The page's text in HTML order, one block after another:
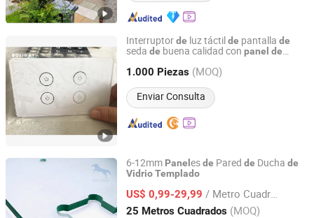
Interruptorde luz táctilde pantalla de
seda de buena calidad con panel de
1.000 Piezas (MOQ)
Enviar Consulta
Jiangmen Bolipai Glass Products Co., Ltd.
Guangdong, China Desde 2013
6-12mm Panel esde Pared de Ducha de
VidrioTemplado
US$ 0,99-29,99 / Metro Cuadrado
25 Metros Cuadrados (MOQ)
Rider Glass Co., Ltd.
Shandong, China Desde 2009